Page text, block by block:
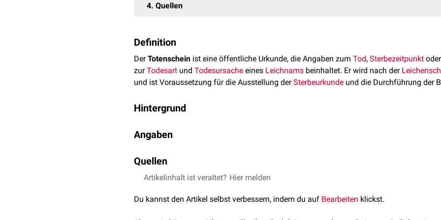
4 Quellen
Definition
DerTotenschein ist eine öffentliche Urkunde, die Angaben zum Tod, Sterbezeitpunkt oder
zurTodesart und Todesursache eines Leichnams beinhaltet. Er wird nach der
und ist Voraussetzung für die Ausstellung derSterbeurkunde und die Durchführung der
Hintergrund
Durchschlägen. Diese dienen zum Verbleib bei verschiedenen Stellen wie der
landesspezifischen Bestattungsgesetze geregelt werden.
Angaben
Personalien und
Adresse des Verstorbenen
Todeszeitpunkt und -ort/Auffindeort
Quellen
Todesbescheinigung Niedersachsen
Artikelinhalt ist veraltet? Hier melden
Du kannst den Artikel selbst verbessern, indem du auf Bearbeiten klickst.